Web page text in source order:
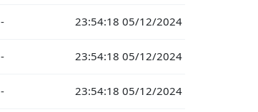
- 23:54:18 05/12/2024
- 23:54:18 05/12/2024
- 23:54:18 05/12/2024